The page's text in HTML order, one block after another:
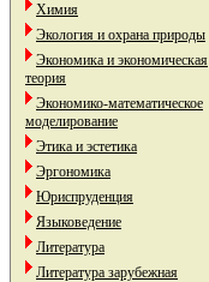
Химия
Экология и охрана природы
Экономика и экономическая
теория
Экономико-математическое
моделирование
Этика и эстетика
Эргономика
Юриспруденция
Языковедение
Литература
Литература зарубежная